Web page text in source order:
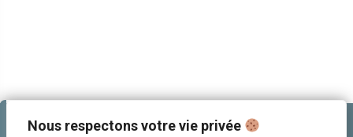
Nous respectons votre vie privée